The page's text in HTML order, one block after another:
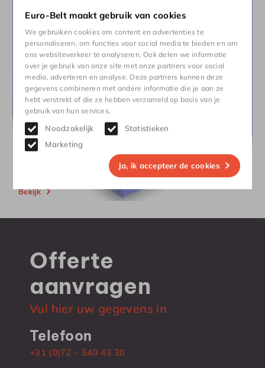
Euro-Belt maakt gebruik van cookies
We gebruiken cookies om content en advertenties te
personaliseren, om functies voor social media te bieden en om
ons websiteverkeer te analyseren. Ook delen we informatie
over je gebruik van onze site met onze partners voor social
media, adverteren en analyse. Deze partners kunnen deze
gegevens combineren met andere informatie die je aan ze
hebt verstrekt of die ze hebben verzameld op basis van je
gebruik van hun services.
Noodzakelijk
Statistieken
Marketing
Ja, ik accepteer de cookies
Bekijk
Offerte
aanvragen
Vul hier uw gegevens in
Telefoon
+31 (0)72 – 540 43 30